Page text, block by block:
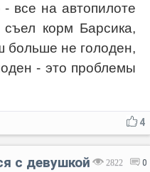
все на автопилоте
корм Барсика,
больше не голоден,
- это проблемы
4
2822 0
с девушкой